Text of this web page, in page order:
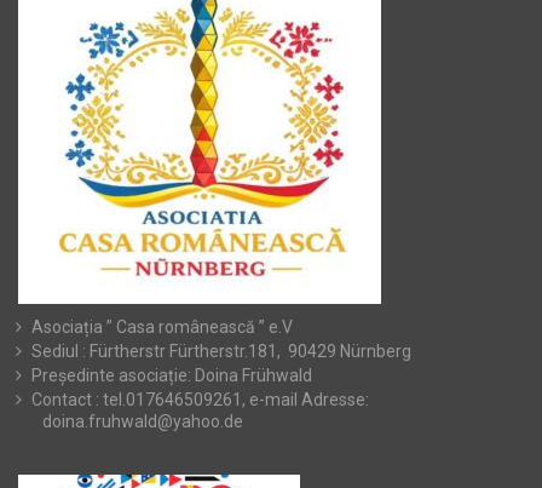
Asociația ” Casa românească ” e.V
Sediul : Fürtherstr Fürtherstr.181, 90429 Nürnberg
Președinte asociație: Doina Frühwald
Contact : tel.017646509261, e-mail Adresse:
doina.fruhwald@yahoo.de